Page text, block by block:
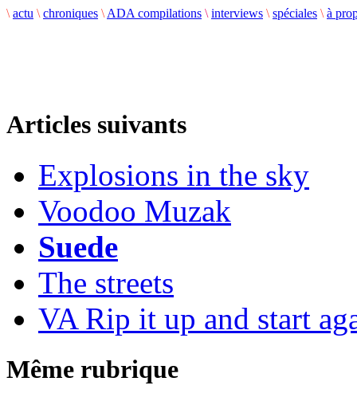
\ actu \ chroniques \ ADA compilations \ interviews \ spéciales \ à
Articles suivants
Explosions in the sky
Voodoo Muzak
Suede
The streets
VA Rip it up and start
Même rubrique